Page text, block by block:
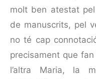
molt ben atestat
de manuscrits, pel
no té cap
precisa­ment que
l’altra Maria, la